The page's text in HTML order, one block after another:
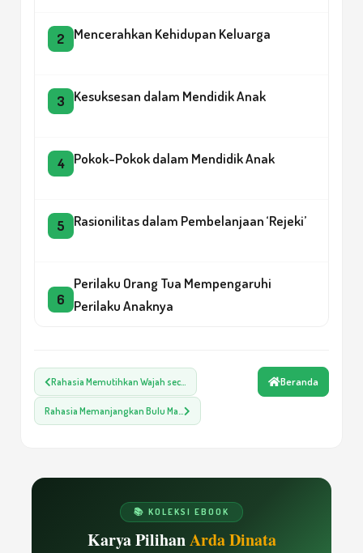
2 Mencerahkan Kehidupan Keluarga
3 Kesuksesan dalam Mendidik Anak
4 Pokok-Pokok dalam Mendidik Anak
5 Rasionilitas dalam Pembelanjaan ‘Rejeki’
6
Perilaku Orang Tua Mempengaruhi
Perilaku Anaknya
7
Pendidikan Seks Sebagai Penghalau
Deviasi Seksual
Orang Tua dan Perkembangan Agama
Anak
Rahasia Memutihkan Wajah sec… Beranda
Rahasia Memanjangkan Bulu Ma…
📚 KOLEKSI EBOOK
Karya PilihanArda Dinata